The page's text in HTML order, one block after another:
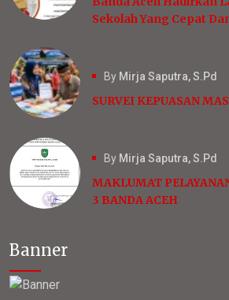
Sekolah Yang Cepat
By Mirja Saputra, S.Pd
SURVEI KEPUASAN
By Mirja Saputra, S.Pd
MAKLUMAT
3 BANDA AСЕН
Banner